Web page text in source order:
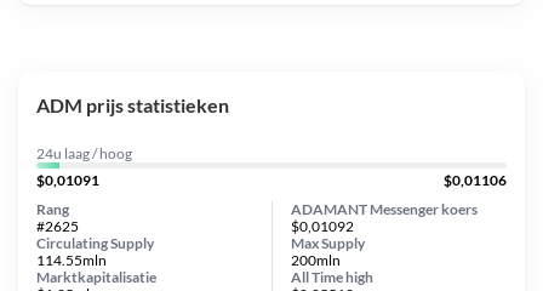
ADM prijs statistieken
24u laag / hoog
$0,01091
$0,01106
ADAMANT Messenger koers
$0,01092
Circulating Supply
114.55mln
Max Supply
200mln
Marktkapitalisatie
Rang
#2625
All Timehigh